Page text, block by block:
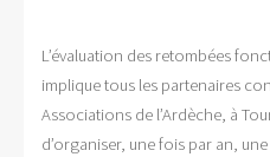
L’évaluation des retombées
implique tous les partenaires
Associations de l’Ardèche, à
d’organiser, une fois par an,